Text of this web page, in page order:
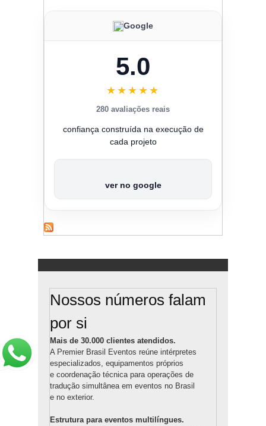
Google
5.0
★★★★★
280 avaliações reais
confiança construída na execução de
cada projeto
ver no google
Nossos números falam
por si
Mais de 30.000 clientes atendidos.
A Premier Brasil Eventos reúne intérpretes
especializados, equipamentos próprios
e coordenação técnica para operações de
tradução simultânea em eventos no Brasil
e no exterior.
Estrutura para eventos multilíngues.